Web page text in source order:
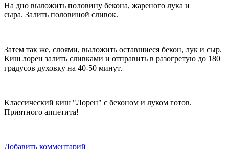
На дно выложить половину бекона, жареного лука и
сыра. Залить половиной сливок.
Затем так же, слоями, выложить оставшиеся бекон, лук и сыр.
Киш лорен залить сливками и отправить в разогретую до 180
градусов духовку на 40-50 минут.
Классический киш "Лорен" с беконом и луком готов.
Приятного аппетита!
Добавить комментарий